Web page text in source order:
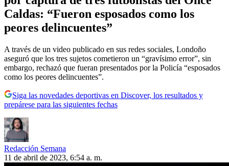
Caldas: “Fueron esposados como los
peores delincuentes”
A través de un video publicado en sus redes sociales, Londoño
aseguró que los tres sujetos cometieron un “gravísimo error”, sin
embargo, rechazó que fueran presentados por la Policía “esposados
como los peores delincuentes”.
Siga las novedades deportivas en Discover, los resultados y
prepárese para las siguientes fechas
Redacción Semana
11 de abril de 2023, 6:54 a. m.